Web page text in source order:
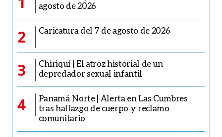
agosto de 2026
2 Caricatura del 7 de agosto de 2026
3
Chiriquí | El atroz historial de un
depredador sexual infantil
4
Panamá Norte | Alerta en Las Cumbres
tras hallazgo de cuerpo y reclamo
comunitario